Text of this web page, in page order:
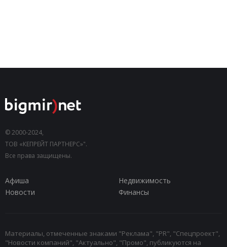
© 2000-2024,
ТОВ «КЕПРЕЙТ ПАРТНЕРС»".
Все права защищены.
Афиша
Недвижимость
Новости
Финансы
Материалы, отмеченные знаками "Реклама", "PR", "Спецпроект",
"Новости компаний", "Актуально", "Промо", публикуются на